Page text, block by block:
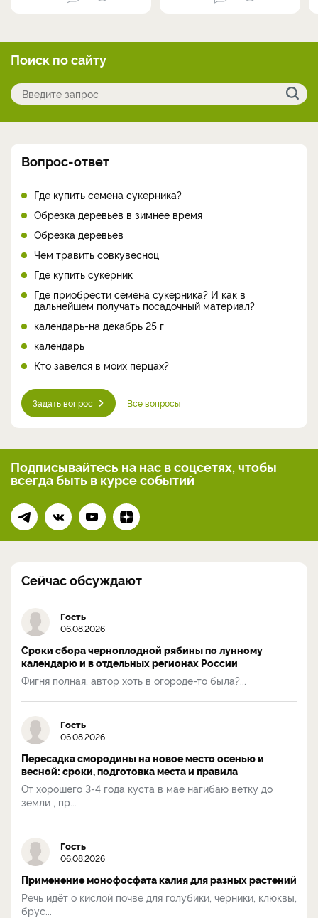
Поиск по сайту
Вопрос-ответ
Где купить семена сукерника?
Обрезка деревьев в зимнее время
Обрезка деревьев
Чем травить совкувесноц
Где купить сукерник
Где приобрести семена сукерника? И как в
дальнейшем получать посадочный материал?
календарь-на декабрь 25 г
календарь
Кто завелся в моих перцах?
Задать вопрос Все вопросы
Подписывайтесь на нас в соцсетях, чтобы
всегдабыть в курсе событий
Сейчас обсуждают
Гость
06.08.2026
Сроки сбора черноплодной рябины по лунному
календарю и в отдельных регионах России
Фигня полная, автор хоть в огороде-то была?...
Гость
06.08.2026
Пересадка смородины на новое место осенью и
весной: сроки, подготовка места и правила
От хорошего 3-4 года куста в мае нагибаю ветку до
земли , пр...
Гость
06.08.2026
Применение монофосфата калия для разных растений
Речь идёт о кислой почве для голубики, черники, клюквы,
брус...